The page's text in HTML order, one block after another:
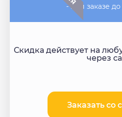
- при заказе
Скидка действует на
через
Заказать со